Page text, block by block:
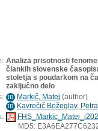
Analiza prisotnosti
člankih slovenske
stoletja s poudarkom na
zaključno delo
ID Markič, Matej (author)
ID Kavrečič Božeglav, Petra
MD5: